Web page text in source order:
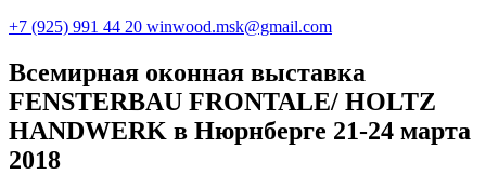
+7 (925) 991 44 20 winwood.msk@gmail.com
Всемирная оконная выставка
FENSTERBAU FRONTALE/ HOLTZ
HANDWERK в Нюрнберге 21-24 марта
2018